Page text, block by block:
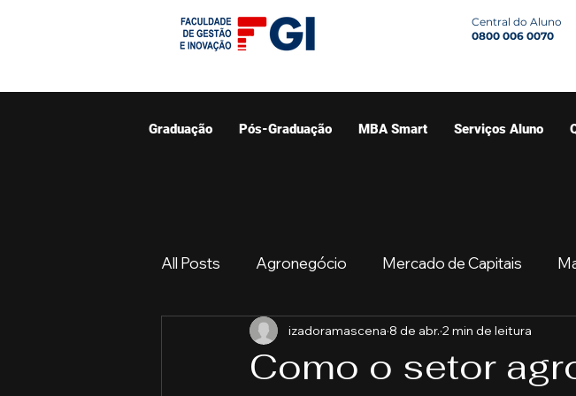
Central do Aluno
0800 006 0070
Graduação Pós-Graduação MBA Smart Serviços Aluno
All Posts Agronegócio Mercado de Capitais
Graduação Resumo do Mercado Sua
Como o setor
izadoramascena 8 de abr. 2 min de leitura